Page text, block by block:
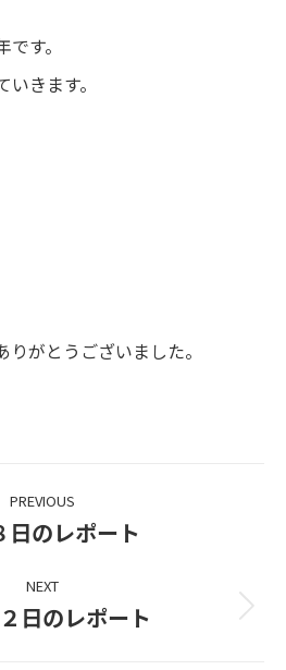
す。
きます。
がとうございました。
PREVIOUS
Previous
日のレポート
NEXT
Next
日のレポート